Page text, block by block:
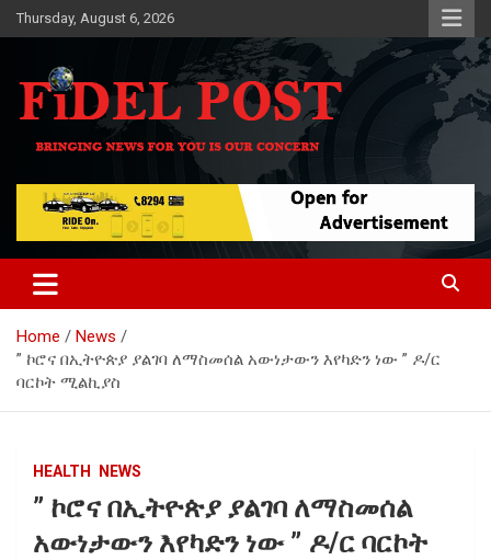
Skip
to
Thursday, August 6, 2026
Fidel Post
Bringing News For You is Our Concern
Home
News
” ኮሮና በኢትዮጵያ ያልገባ ለማስመሰል አውነታውን እየካድን ነው ” ዶ/ር
ባርኮት ሚልኪያስ
HEALTH NEWS
” ኮሮና በኢትዮጵያ ያልገባ ለማስመሰል
አውነታውን እየካድን ነው ” ዶ/ር ባርኮት